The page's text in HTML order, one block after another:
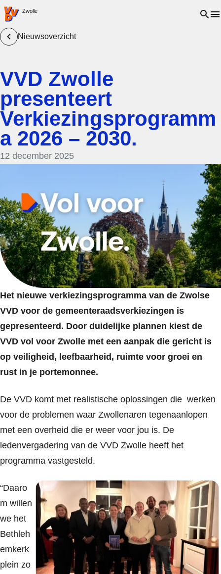
VVD.nl - Ga naar de homepage
Zwolle Open
Nieuwsoverzicht
VVD Zwolle
presenteert
Verkiezingsprogramm
a 2026 – 2030.
12 december 2025
Het nieuwe verkiezingsprogramma van de Zwolse
VVD voor de gemeenteraadsverkiezingen is
gepresenteerd. Door duidelijke plannen kiest de
VVD vol voor Zwolle met een aanpak die gericht is
op veiligheid, leefbaarheid, ruimte voor groei en
rust in je portemonnee.
De VVD komt met realistische oplossingen die werken
voor de problemen waar Zwollenaren tegenaanlopen
met een overheid die er weer voor jou is. De
ledenvergadering van de VVD Zwolle heeft het
programma vastgesteld.
“Daaro
m willen
we het
Bethleh
emkerk
plein zo